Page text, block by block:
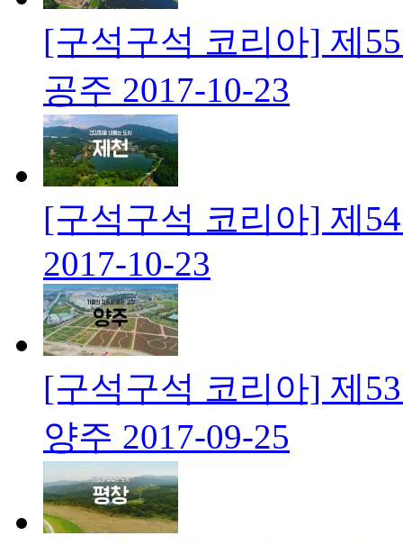
[구석구석 코리아] 제
공주 2017-10-23
[구석구석 코리아] 제
2017-10-23
[구석구석 코리아] 제
양주 2017-09-25